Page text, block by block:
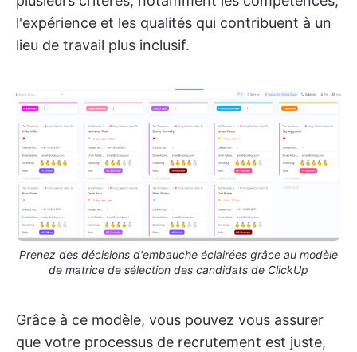
l'expérience et les qualités qui contribuent à un
lieu de travail plus inclusif.
Prenez des décisions d'embauche éclairées grâce au modèle
de matrice de sélection des candidats de ClickUp
Grâce à ce modèle, vous pouvez vous assurer
que votre processus de recrutement est juste,